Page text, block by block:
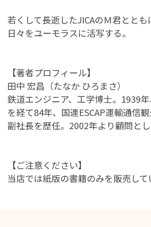
若くして長逝したJICAのＭ君とと
日々をユーモラスに活写する。
【著者プロフィール】
田中 宏昌（たなか ひろまさ）
鉄道エンジニア、工学博士。1939
を経て84年、国連ESCAP運輸通信
副社長を歴任。2002年より顧問と
【ご注意ください】
当店では紙版の書籍のみを販売して